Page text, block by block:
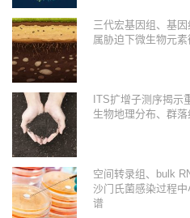
三代宏基因组、基
属胁迫下微生物元
ITS扩增子测序揭示
生物地理分布、群落
空间转录组、bulk
沙门氏菌感染过程
谱